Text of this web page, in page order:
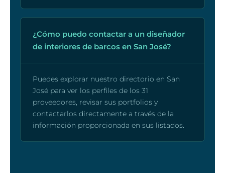
¿Cómo puedo contactar a un diseñador
de interiores de barcos en San José?
Puedes explorar nuestro directorio en San
José para ver los perfiles de los 31
proveedores, revisar sus portfolios y
contactarlos directamente a través de la
información proporcionada en sus listados.